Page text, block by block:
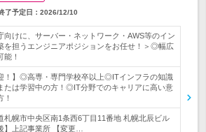
了予定日： 2026/12/10
向けに、サーバー・ネットワーク・AWS等のイン
を担うエンジニアポジションをお任せ！＞◎幅広
能！
！】◎高専・専門学校卒以上◎ITインフラの知識
たは学習中の方！◎IT分野でのキャリアに高い意
札幌市中央区南1条西6丁目11番地 札幌北辰ビル
】上記事業所 【変更…